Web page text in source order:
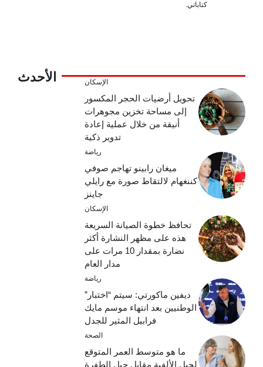
كتاباتي.
الأحدث الإسكان
تحويل أرضيات الحجر المكسور
إلى مساحة تخزين مجوهرات
أنيقة من خلال عملية إعادة
تدوير ذكية
رياضة
ميغان رابينو تهاجم صوفي
كننغهام لالتقاط صورة مع رايلي
جاينز
الإسكان
تحافظ خطوة الصيانة السريعة
هذه على مظهر النشارة أكثر
نضارة بمقدار 10 مرات على
مدار العام
رياضة
ديفين ماكورتي: سيتم “اختبار”
الوطنيين بعد انتهاء موسم مايك
فرابيل المثير للجدل
الصحة
ما هو متوسط ​​العمر المتوقع
لجيل الألفية مقابل جيل الطفرة